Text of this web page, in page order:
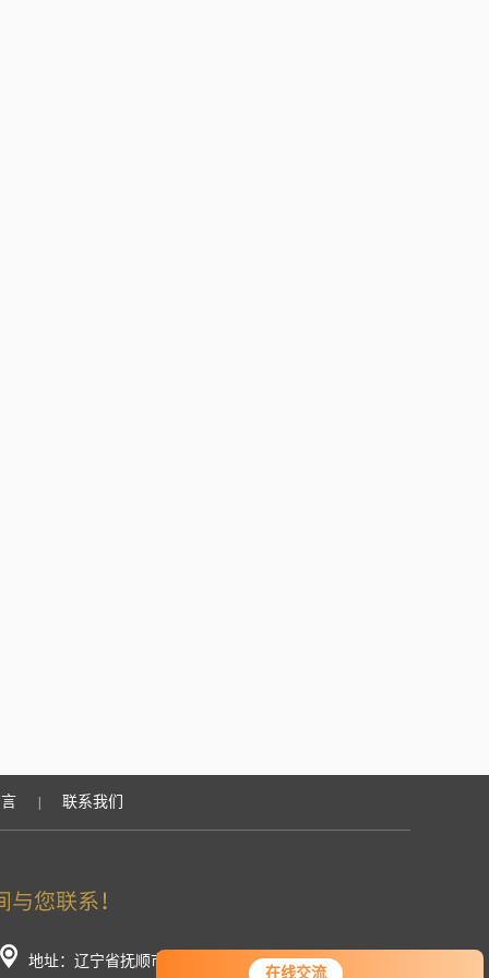
在线交流
联系我们
地址：辽宁省抚顺市顺城区长春街东段